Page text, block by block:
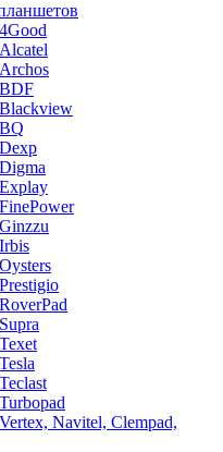
Navitel, Clempad,